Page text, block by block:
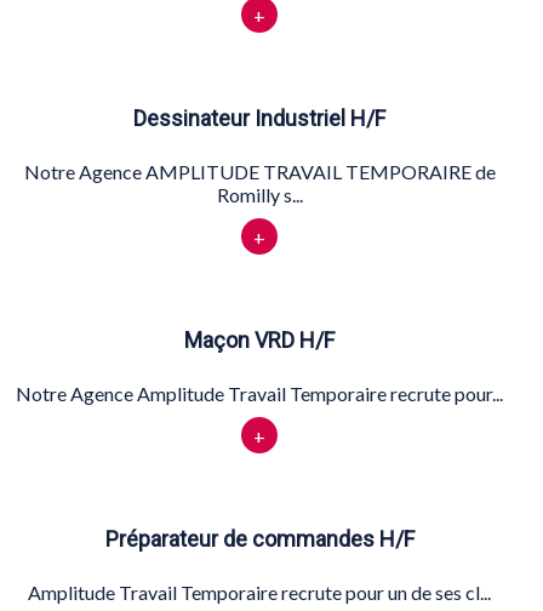
+
Dessinateur Industriel H/F
Notre Agence AMPLITUDE TRAVAIL TEMPORAIRE de
Romilly s...
+
Maçon VRD H/F
Notre Agence Amplitude Travail Temporaire recrute pour...
+
Préparateur de commandes H/F
Amplitude Travail Temporaire recrute pour un de ses cl...